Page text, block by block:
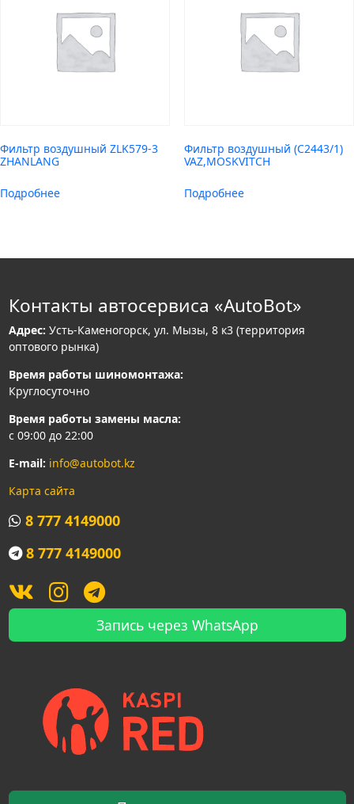
Фильтр воздушный ZLK579-3
ZHANLANG
Подробнее
Фильтр воздушный (C2443/1)
VAZ,MOSKVITCH
Подробнее
Контакты автосервиса «AutoBot»
Адрес: Усть-Каменогорск, ул. Мызы, 8 к3 (территория
оптового рынка)
Время работы шиномонтажа:
Круглосуточно
Время работы замены масла:
с 09:00 до 22:00
E-mail: info@autobot.kz
Карта сайта
8 777 4149000
8 777 4149000
Запись через WhatsApp